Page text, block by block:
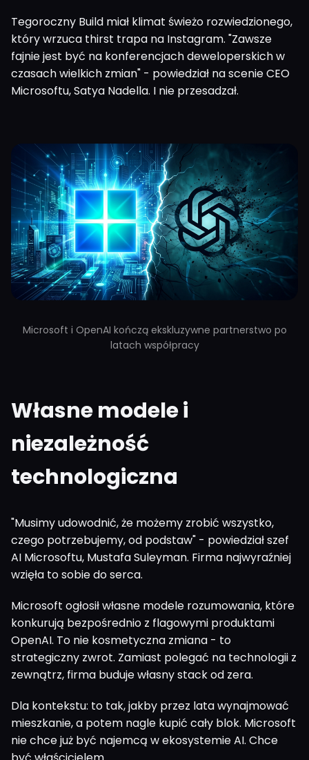
Tegoroczny Build miał klimat świeżo rozwiedzionego,
który wrzuca thirst trapa na Instagram. "Zawsze
fajnie jest być na konferencjach deweloperskich w
czasach wielkich zmian" - powiedział na scenie CEO
Microsoftu, Satya Nadella. I nie przesadzał.
Microsoft i OpenAI kończą ekskluzywne partnerstwo po
latach współpracy
Własne modele i
niezależność
technologiczna
"Musimy udowodnić, że możemy zrobić wszystko,
czego potrzebujemy, od podstaw" - powiedział szef
AI Microsoftu, Mustafa Suleyman. Firma najwyraźniej
wzięła to sobie do serca.
Microsoft ogłosił własne modele rozumowania, które
konkurują bezpośrednio z flagowymi produktami
OpenAI. To nie kosmetyczna zmiana - to
strategiczny zwrot. Zamiast polegać na technologii z
zewnątrz, firma buduje własny stack od zera.
Dla kontekstu: to tak, jakby przez lata wynajmować
mieszkanie, a potem nagle kupić cały blok. Microsoft
nie chce już być najemcą w ekosystemie AI. Chce